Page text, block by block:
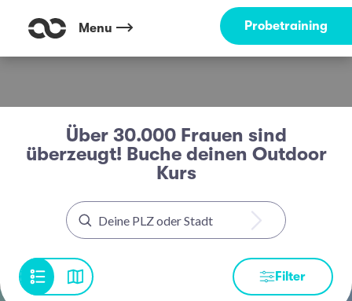
Menu Probetraining
Über 30.000 Frauen sind
überzeugt! Buche deinen Outdoor
Kurs
Filter